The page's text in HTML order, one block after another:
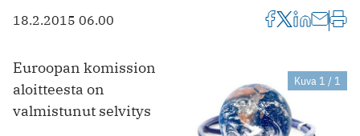
18.2.2015 06.00
Kuva 1 / 1
Euroopan komission
aloitteesta on
valmistunut selvitys